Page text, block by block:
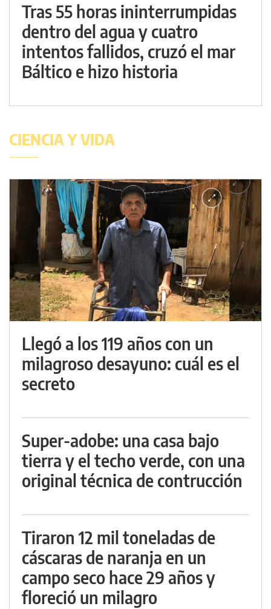
Tras 55 horas ininterrumpidas
dentro del agua y cuatro
intentos fallidos, cruzó el mar
Báltico e hizo historia
CIENCIA Y VIDA
Llegó a los 119 años con un
milagroso desayuno: cuál es el
secreto
Super-adobe: una casa bajo
tierra y el techo verde, con una
original técnica de contrucción
Tiraron 12 mil toneladas de
cáscaras de naranja en un
campo seco hace 29 años y
floreció un milagro